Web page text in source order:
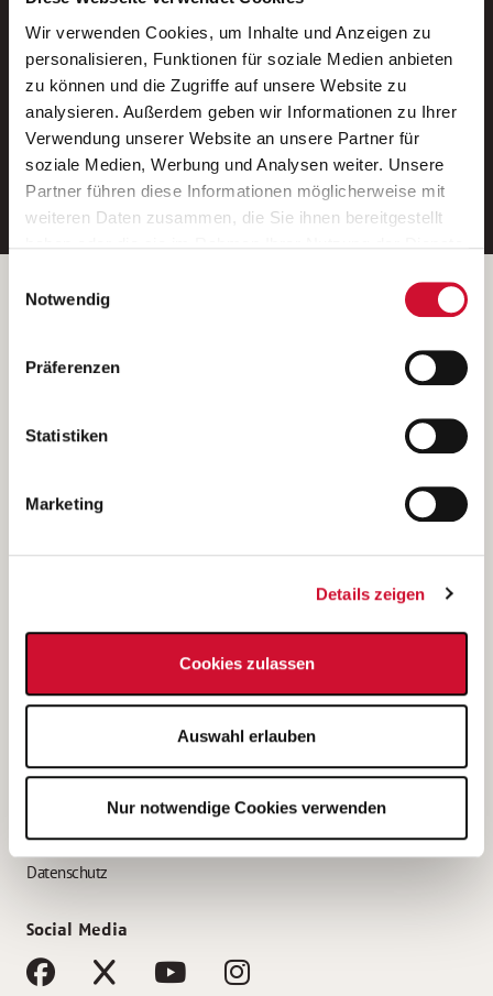
Wir verwenden Cookies, um Inhalte und Anzeigen zu
personalisieren, Funktionen für soziale Medien anbieten
zu können und die Zugriffe auf unsere Website zu
analysieren. Außerdem geben wir Informationen zu Ihrer
Verwendung unserer Website an unsere Partner für
soziale Medien, Werbung und Analysen weiter. Unsere
Partner führen diese Informationen möglicherweise mit
weiteren Daten zusammen, die Sie ihnen bereitgestellt
Wenn Sie auf „Cookies zulassen“ klicken, so stimmen
Sie der Speicherung sämtlicher Cookies zu. Sie können
Ihre Einwilligung selbstverständlich jederzeit widerrufen,
indem Sie die Cookie-Einstellungen aufrufen und diese
unsererDatenschutzerklärung
Notwendig
Präferenzen
Statistiken
Marketing
Details zeigen
Cookies zulassen
Auswahl erlauben
Nur notwendige Cookies verwenden
Neue Stellen per E-Mail.
Ein kostenloser Service von AWO
Jobs.
E-Mail-Adresse eintragen
Betreiber der Webseite
Kantstraße 45a
(Ein Tochterunternehmen des AWO Bezirksverbandes Unterfranken
e.V.)
Bewerbung als Altenpflegehelfer*in
Bewerbung als Erzieher*in
AWO Gliederungen nach Bundesland
Impressum
Datenschutz
Social Media